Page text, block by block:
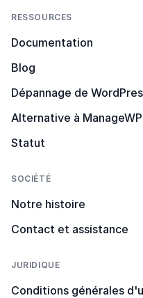
RESSOURCES
Documentation
Blog
Dépannage de
Alternative à ManageWP
Statut
SOCIÉTÉ
Notre histoire
Contact et assistance
JURIDIQUE
Conditions générales